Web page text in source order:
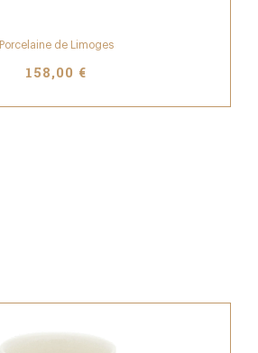
Porcelaine de Limoges
158,00 €